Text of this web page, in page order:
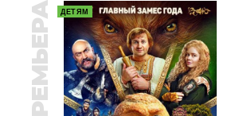
ПРЕМЬЕРА ДЕТЯМ